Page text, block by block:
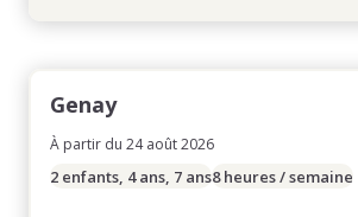
Genay
À partir du 24 août 2026
2 enfants, 4 ans, 7 ans8 heures / semaine